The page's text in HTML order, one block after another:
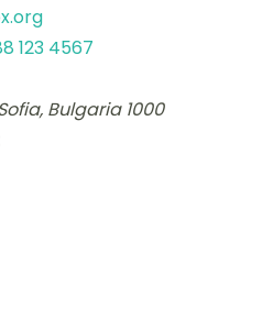
123 4567
Bulgaria 1000